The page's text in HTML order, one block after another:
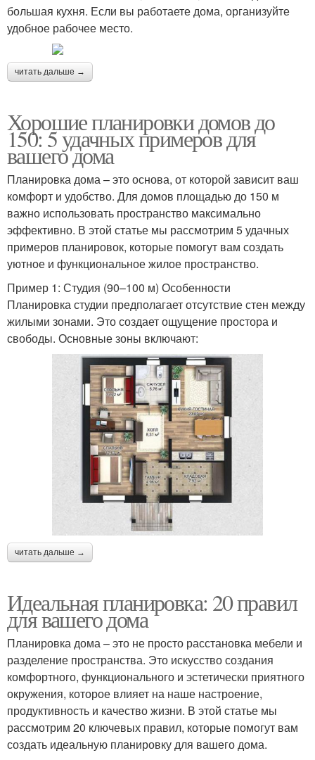
большая кухня. Если вы работаете дома, организуйте
удобное рабочее место.
читать дальше →
Хорошие планировки домов до
150: 5 удачных примеров для
вашего дома
Планировка дома – это основа, от которой зависит ваш
комфорт и удобство. Для домов площадью до 150 м
важно использовать пространство максимально
эффективно. В этой статье мы рассмотрим 5 удачных
примеров планировок, которые помогут вам создать
уютное и функциональное жилое пространство.
Пример 1: Студия (90–100 м) Особенности
Планировка студии предполагает отсутствие стен между
жилыми зонами. Это создает ощущение простора и
свободы. Основные зоны включают:
читать дальше →
Идеальная планировка: 20 правил
для вашего дома
Планировка дома – это не просто расстановка мебели и
разделение пространства. Это искусство создания
комфортного, функционального и эстетически приятного
окружения, которое влияет на наше настроение,
продуктивность и качество жизни. В этой статье мы
рассмотрим 20 ключевых правил, которые помогут вам
создать идеальную планировку для вашего дома.